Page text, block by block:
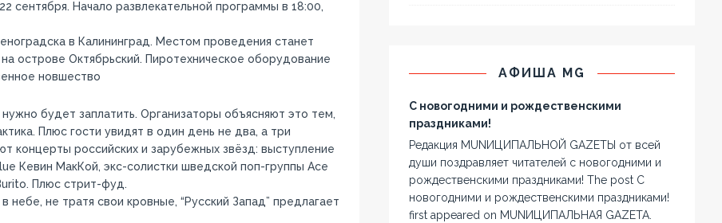
сентября. Начало развлекательной программы в 18:00,
в Калининград. Местом проведения станет
острове Октябрьский. Пиротехническое оборудование
новшество
будет заплатить. Организаторы объясняют это тем,
Плюс гости увидят в один день не два, а три
концерты российских и зарубежных звёзд: выступление
Кевин МакКой, экс-солистки шведской поп-группы Ace
Плюс стрит-фуд.
не тратя свои кровные, “Русский Запад” предлагает
АФИША MG
С новогодними и рождественскими
праздниками!
Редакция MUNИЦИПАЛЬНОЙ GAZЕТЫ от всей
души поздравляет читателей с новогодними и
рождественскими праздниками! The post С
новогодними и рождественскими праздниками!
first appeared on MUNИЦИПАЛЬНАЯ GAZЕТА.